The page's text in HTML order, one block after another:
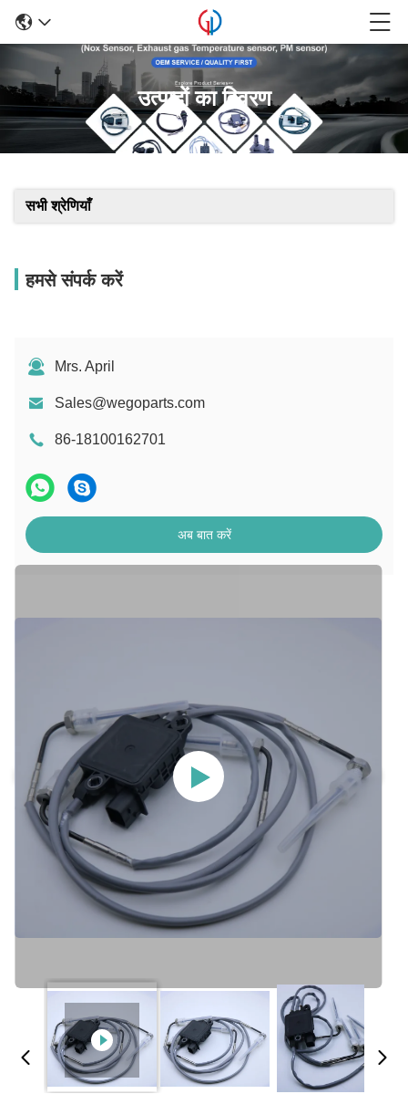
उत्पादों का विवरण
सभी श्रेणियाँ
हमसे संपर्क करें
Mrs. April
Sales@wegoparts.com
86-18100162701
अब बात करें